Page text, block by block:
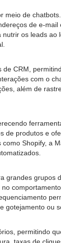
de
de e-
os leads
CRM,
com o
além de
de produtos e
Shopify, a
grandes grupos
gotejamento ou
permitindo